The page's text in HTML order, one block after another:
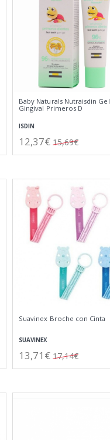
Baby Naturals Nutraisdin Gel
Gingival Primeros D
ISDIN
12,37€ 15,69€
Suavinex Broche con Cinta
SUAVINEX
13,71€ 17,14€